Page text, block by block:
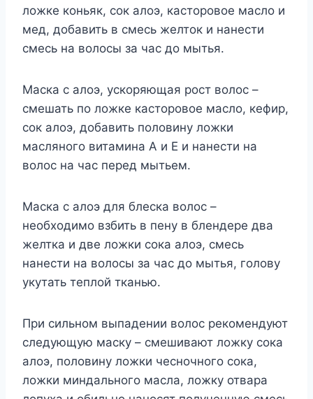
ложке коньяк, сок алоэ, касторовое масло и
мед, добавить в смесь желток и нанести
смесь на волосы за час до мытья.
Маска с алоэ, ускоряющая рост волос –
смешать по ложке касторовое масло, кефир,
сок алоэ, добавить половину ложки
масляного витамина А и Е и нанести на
волос на час перед мытьем.
Маска с алоэ для блеска волос –
необходимо взбить в пену в блендере два
желтка и две ложки сока алоэ, смесь
нанести на волосы за час до мытья, голову
укутать теплой тканью.
При сильном выпадении волос рекомендуют
следующую маску – смешивают ложку сока
алоэ, половину ложки чесночного сока,
ложки миндального масла, ложку отвара